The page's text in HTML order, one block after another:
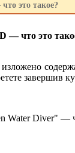
это такое?
— что это
завершив
Water Diver" —